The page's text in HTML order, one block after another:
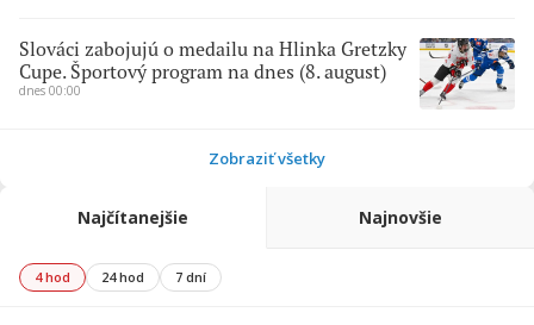
Slováci zabojujú o medailu na Hlinka Gretzky
Cupe. Športový program na dnes (8. august)
dnes 00:00
Zobraziť všetky
Najčítanejšie Najnovšie
4 hod 24 hod 7 dní